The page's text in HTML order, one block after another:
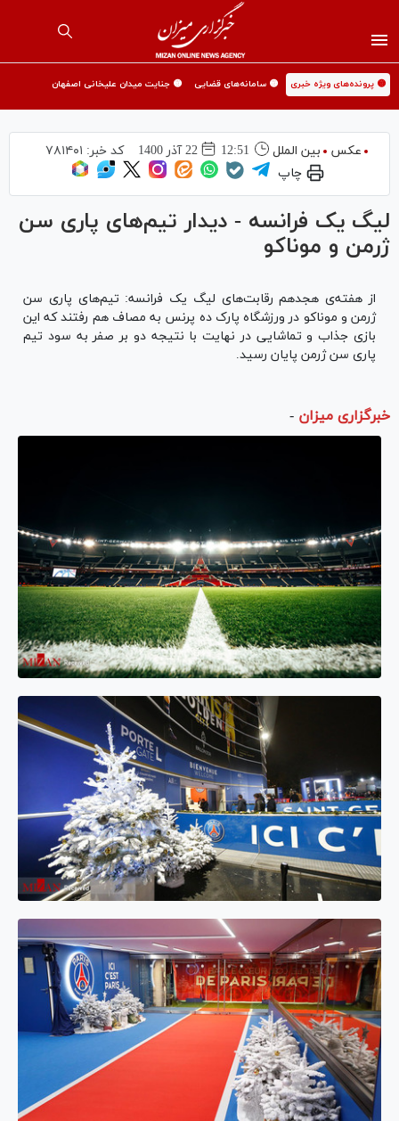
🟡 پرونده‌های ویژه خبری 🟡 سامانه‌های قضایی 🟡 جنایت میدان علیخانی اصفهان
عکس بین الملل 12:51 22 آذر 1400 کد خبر: ۷۸۱۴۰۱
چاپ
لیگ یک فرانسه - دیدار تیم‌های پاری سن
ژرمن و موناکو
از هفته‌ی هجدهم رقابت‌های لیگ یک فرانسه: تیم‌های پاری سن
ژرمن و موناکو در ورزشگاه پارک ده پرنس به مصاف هم رفتند که این
بازی جذاب و تماشایی در نهایت با نتیجه دو بر صفر به سود تیم
پاری سن ژرمن پایان رسید.
خبرگزاری میزان -